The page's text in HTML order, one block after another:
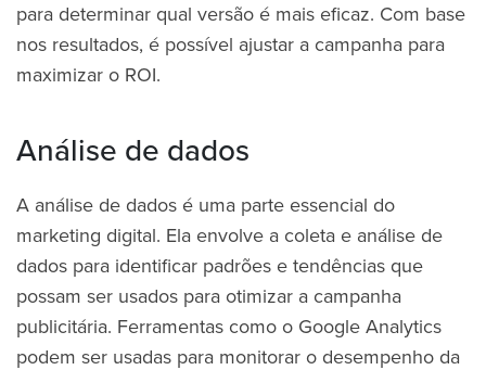
para determinar qual versão é mais eficaz. Com base
nos resultados, é possível ajustar a campanha para
maximizar o ROI.
Análise de dados
A análise de dados é uma parte essencial do
marketing digital. Ela envolve a coleta e análise de
dados para identificar padrões e tendências que
possam ser usados para otimizar a campanha
publicitária. Ferramentas como o Google Analytics
podem ser usadas para monitorar o desempenho da